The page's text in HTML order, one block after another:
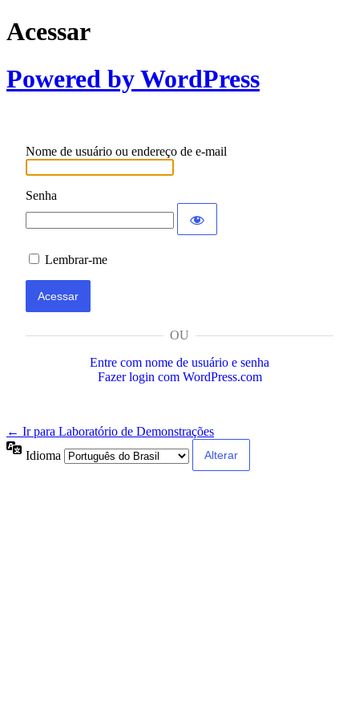
Acessar
Powered by WordPress
Nome de usuário ou endereço de e-mail
Senha
Lembrar-me
OU
Entre com nome de usuário e senha
Fazer login com WordPress.com
← Ir para Laboratório de Demonstrações
Idioma